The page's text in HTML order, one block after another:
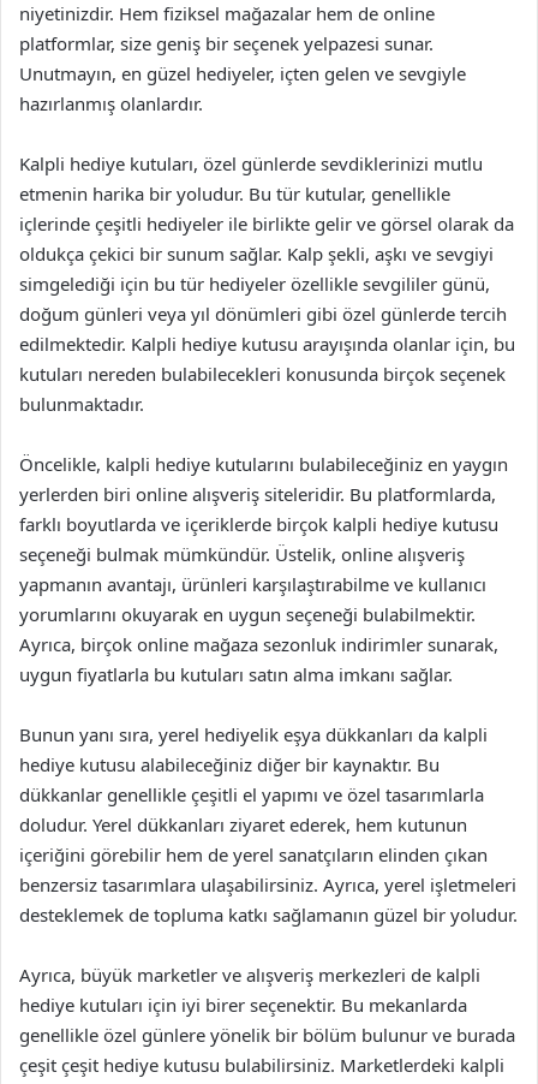
niyetinizdir. Hem fiziksel mağazalar hem de online
platformlar, size geniş bir seçenek yelpazesi sunar.
Unutmayın, en güzel hediyeler, içten gelen ve sevgiyle
hazırlanmış olanlardır.
Kalpli hediye kutuları, özel günlerde sevdiklerinizi mutlu
etmenin harika bir yoludur. Bu tür kutular, genellikle
içlerinde çeşitli hediyeler ile birlikte gelir ve görsel olarak da
oldukça çekici bir sunum sağlar. Kalp şekli, aşkı ve sevgiyi
simgelediği için bu tür hediyeler özellikle sevgililer günü,
doğum günleri veya yıl dönümleri gibi özel günlerde tercih
edilmektedir. Kalpli hediye kutusu arayışında olanlar için, bu
kutuları nereden bulabilecekleri konusunda birçok seçenek
bulunmaktadır.
Öncelikle, kalpli hediye kutularını bulabileceğiniz en yaygın
yerlerden biri online alışveriş siteleridir. Bu platformlarda,
farklı boyutlarda ve içeriklerde birçok kalpli hediye kutusu
seçeneği bulmak mümkündür. Üstelik, online alışveriş
yapmanın avantajı, ürünleri karşılaştırabilme ve kullanıcı
yorumlarını okuyarak en uygun seçeneği bulabilmektir.
Ayrıca, birçok online mağaza sezonluk indirimler sunarak,
uygun fiyatlarla bu kutuları satın alma imkanı sağlar.
Bunun yanı sıra, yerel hediyelik eşya dükkanları da kalpli
hediye kutusu alabileceğiniz diğer bir kaynaktır. Bu
dükkanlar genellikle çeşitli el yapımı ve özel tasarımlarla
doludur. Yerel dükkanları ziyaret ederek, hem kutunun
içeriğini görebilir hem de yerel sanatçıların elinden çıkan
benzersiz tasarımlara ulaşabilirsiniz. Ayrıca, yerel işletmeleri
desteklemek de topluma katkı sağlamanın güzel bir yoludur.
Ayrıca, büyük marketler ve alışveriş merkezleri de kalpli
hediye kutuları için iyi birer seçenektir. Bu mekanlarda
genellikle özel günlere yönelik bir bölüm bulunur ve burada
çeşit çeşit hediye kutusu bulabilirsiniz. Marketlerdeki kalpli